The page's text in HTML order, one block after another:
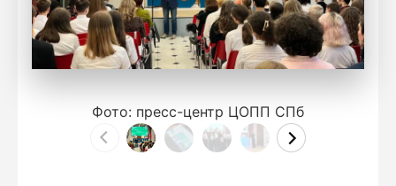
Фото: пресс-центр ЦОПП СПб